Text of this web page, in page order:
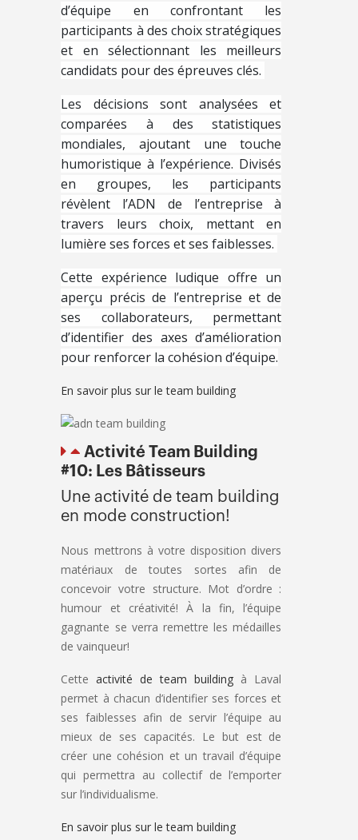
d’équipe en confrontant les
participants à des choix stratégiques
et en sélectionnant les meilleurs
candidats pour des épreuves clés.
Les décisions sont analysées et
comparées à des statistiques
mondiales, ajoutant une touche
humoristique à l’expérience. Divisés
en groupes, les participants
révèlent l’ADN de l’entreprise à
travers leurs choix, mettant en
lumière ses forces et ses faiblesses.
Cette expérience ludique offre un
aperçu précis de l’entreprise et de
ses collaborateurs, permettant
d’identifier des axes d’amélioration
pour renforcer la cohésion d’équipe.
En savoir plus sur le team building
Activité Team Building
#10: Les Bâtisseurs
Une activité de team building
en mode construction!
Nous mettrons à votre disposition divers
matériaux de toutes sortes afin de
concevoir votre structure. Mot d’ordre :
humour et créativité! À la fin, l’équipe
gagnante se verra remettre les médailles
de vainqueur!
Cetteactivité de team building à Laval
permet à chacun d’identifier ses forces et
ses faiblesses afin de servir l’équipe au
mieux de ses capacités. Le but est de
créer une cohésion et un travail d’équipe
qui permettra au collectif de l’emporter
sur l’individualisme.
En savoir plus sur le team building